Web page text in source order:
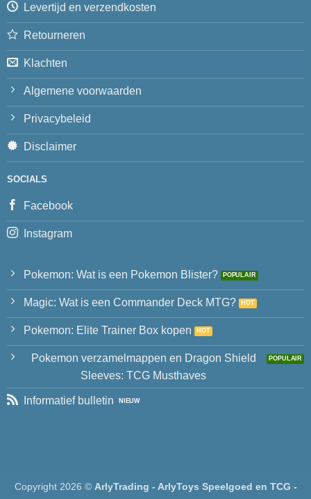
Levertijd en verzendkosten
Retourneren
Klachten
Algemene voorwaarden
Privacybeleid
Disclaimer
SOCIALS
Facebook
Instagram
Pokemon: Wat is een Pokemon Blister?
Magic: Wat is een Commander Deck MTG?
Pokemon: Elite Trainer Box kopen
Pokemon verzamelmappen en Dragon Shield
Sleeves: TCG Musthaves
Informatief bulletin
Copyright 2026 © ArlyTrading - ArlyToys Speelgoed en TCG -